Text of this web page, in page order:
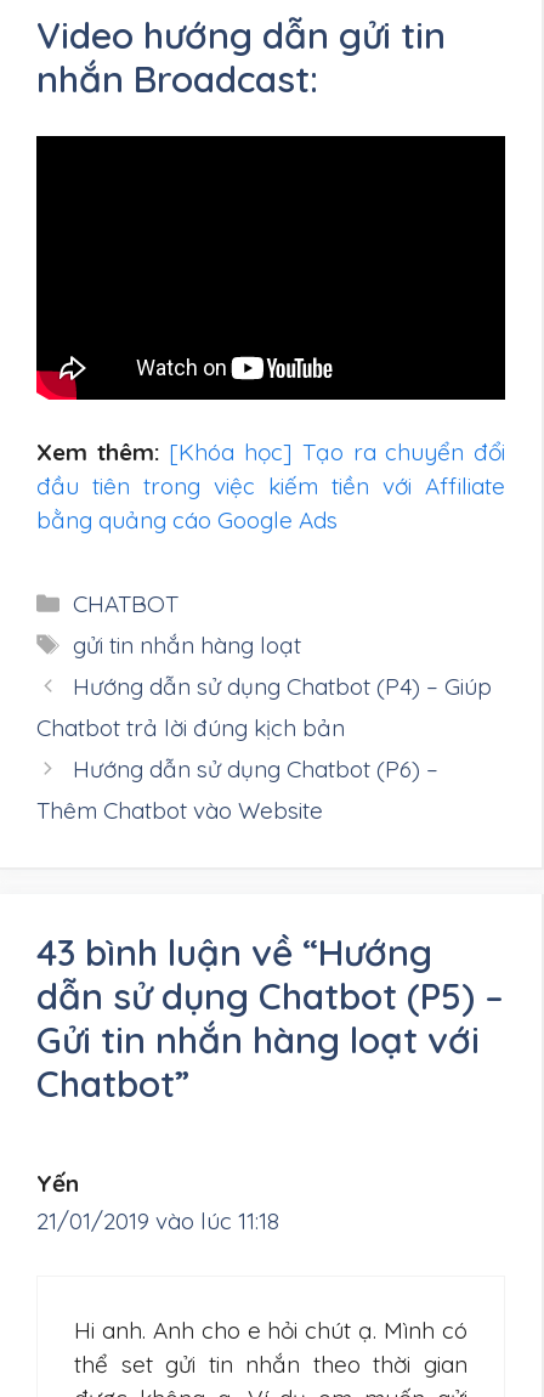
Video hướng dẫn gửi tin
nhắn Broadcast:
Xem thêm: [Khóa học] Tạo ra chuyển đổi
đầu tiên trong việc kiếm tiền với Affiliate
bằng quảng cáo Google Ads
Danh
mục
CHATBOT
Thẻ
gửi tin nhắn hàng loạt
Hướng dẫn sử dụng Chatbot (P4) – Giúp
Chatbot trả lời đúng kịch bản
Hướng dẫn sử dụng Chatbot (P6) –
Thêm Chatbot vào Website
43 bình luận về “Hướng
dẫn sử dụng Chatbot (P5) –
Gửi tin nhắn hàng loạt với
Chatbot”
Yến
21/01/2019 vào lúc 11:18
Hi anh. Anh cho e hỏi chút ạ. Mình có
thể set gửi tin nhắn theo thời gian